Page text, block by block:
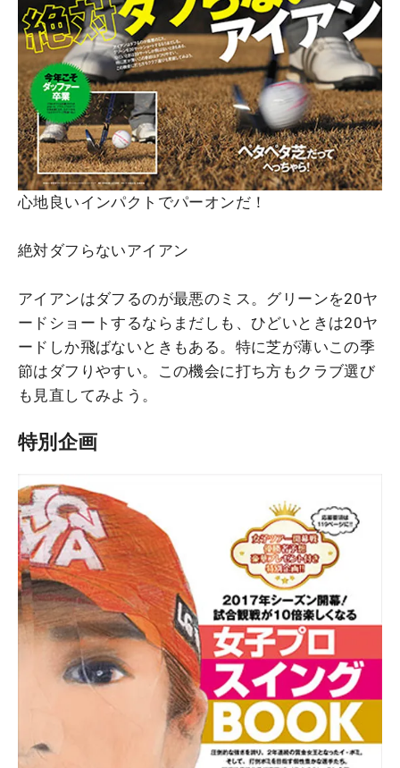
心地良いインパクトでパーオンだ！
絶対ダフらないアイアン
アイアンはダフるのが最悪のミス。グリーンを20ヤ
ードショートするならまだしも、ひどいときは20ヤ
ードしか飛ばないときもある。特に芝が薄いこの季
節はダフりやすい。この機会に打ち方もクラブ選び
も見直してみよう。
特別企画